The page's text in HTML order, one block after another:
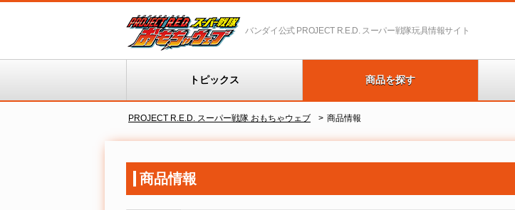
バンダイ公式 PROJECT R.E.D. スーパー戦隊玩具情報サイト
トピックス 商品を探す
PROJECT R.E.D. スーパー戦隊 おもちゃウェブ 商品情報
商品情報